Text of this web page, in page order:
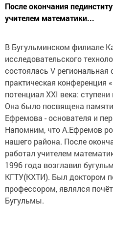
После окончания
учителем математики...
В Бугульминском филиале
исследовательского
состоялась V региональная
практическая конференция
потенциал XXI века: ступени
Она было посвящена
Ефремова - основателя и
Напомним, что А.Ефремов
нашего района. После
работал учителем
1996 года возглавил
КГТУ(КХТИ). Был доктором
профессором, являлся
Бугульмы.